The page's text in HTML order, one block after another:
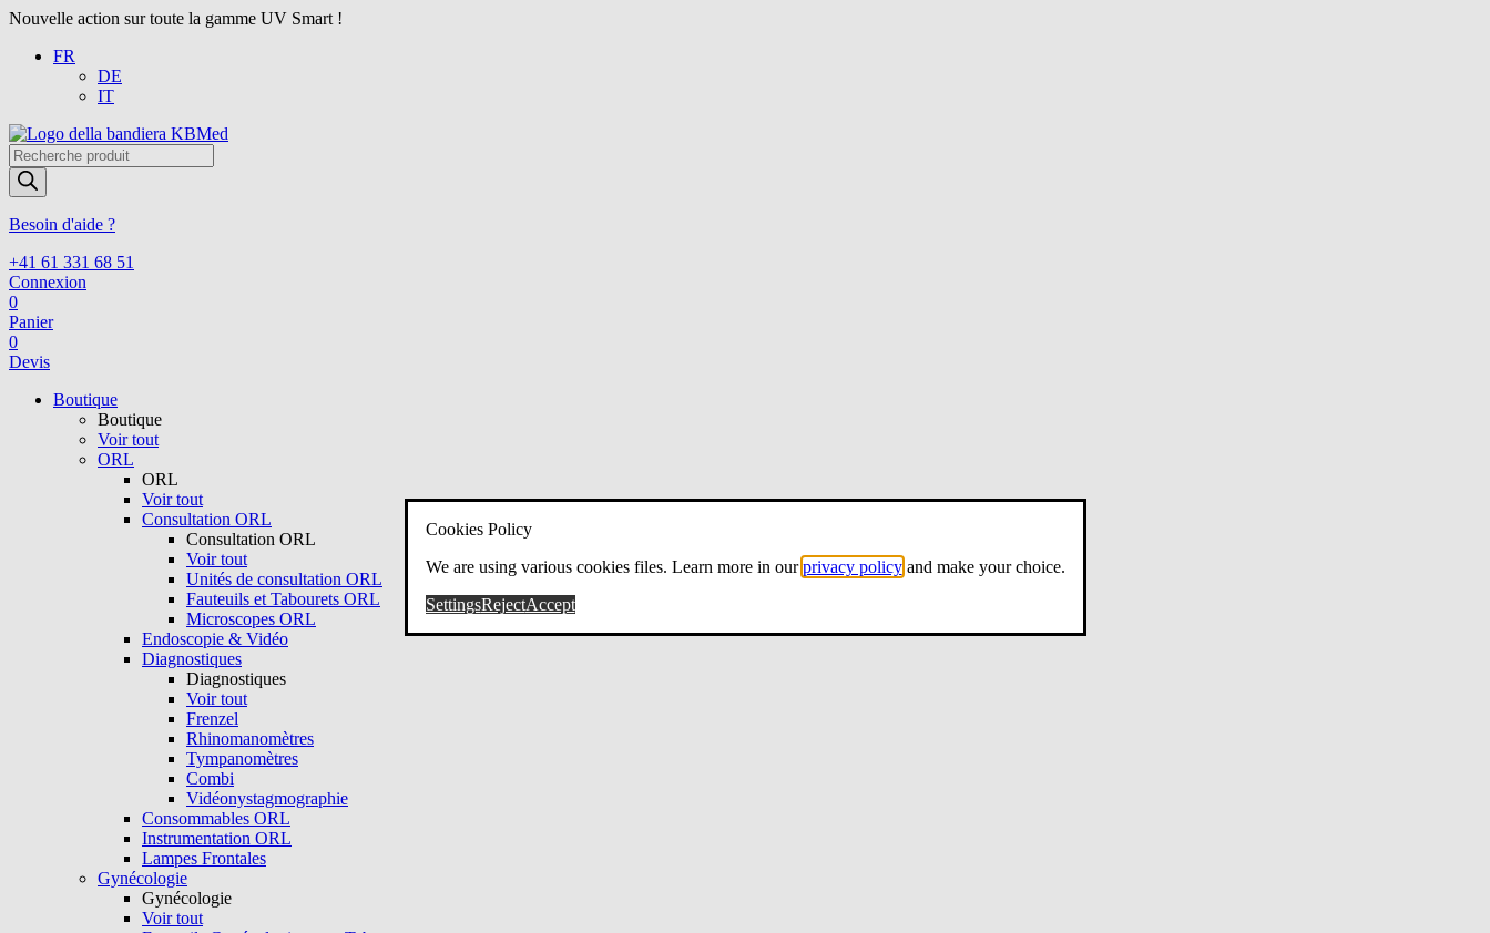
Nouvelle action sur toute la gamme UV Smart !
FR
DE
IT
Recherche
de
produits
Besoin d'aide ?
+41 61 331 68 51
Connexion
0
Panier
0
Devis
Boutique
Boutique
Voir tout
ORL
ORL
Voir tout
Consultation ORL
Consultation ORL
Voir tout
Unités de consultation ORL
Fauteuils et Tabourets ORL
Microscopes ORL
Endoscopie & Vidéo
Diagnostiques
Diagnostiques
Voir tout
Frenzel
Rhinomanomètres
Tympanomètres
Combi
Vidéonystagmographie
Consommables ORL
Instrumentation ORL
Lampes Frontales
Gynécologie
Gynécologie
Voir tout
Cookies Policy
We are using various cookies files. Learn more in ourprivacy policyand make your choice.
SettingsRejectAccept